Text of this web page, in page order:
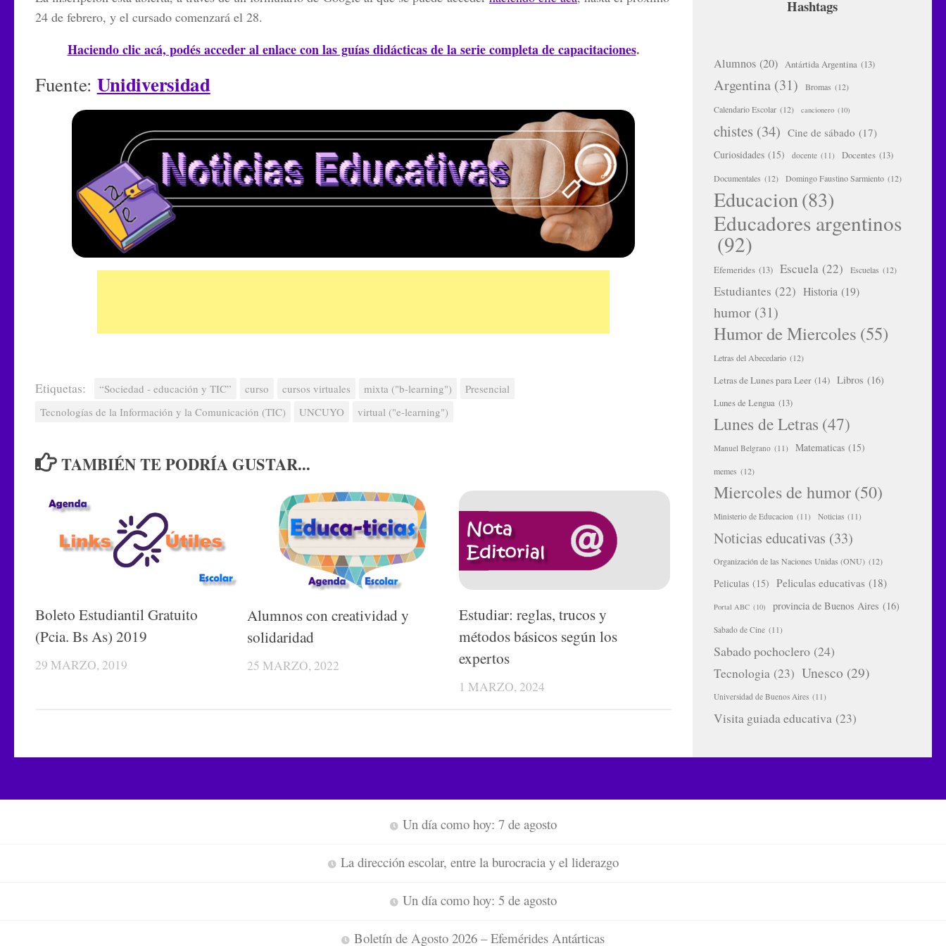
24 de febrero, y el cursado comenzará el 28.
Haciendo clic acá, podés acceder al enlace con las guías didácticas de la serie completa de capacitaciones.
Fuente: Unidiversidad
Etiquetas: “Sociedad - educación y TIC” curso cursos virtuales mixta ("b-learning")
Presencial
Tecnologías de la Información y la Comunicación (TIC)
UNCUYO virtual ("e-learning")
TAMBIÉN TE PODRÍA GUSTAR...
Boleto Estudiantil Gratuito
(Pcia. Bs As) 2019
29 MARZO, 2019
Alumnos con creatividad y
solidaridad
25 MARZO, 2022
Estudiar: reglas, trucos y
métodos básicos según los
expertos
1 MARZO, 2024
Hashtags
Alumnos (20) Antártida Argentina (13)
Argentina (31) Bromas (12)
Calendario Escolar (12) cancionero (10)
chistes (34) Cine de sábado (17)
Curiosidades (15) docente (11) Docentes (13)
Documentales (12) Domingo Faustino Sarmiento (12)
Educacion(83)
Educadores argentinos
(92)
Efemerides (13) Escuela (22) Escuelas (12)
Estudiantes (22) Historia (19)
humor (31)
Humor de Miercoles (55)
Letras del Abecedario (12)
Letras de Lunes para Leer (14) Libros (16)
Lunes de Lengua (13)
Lunes de Letras (47)
Manuel Belgrano (11) Matematicas (15)
memes (12)
Miercoles de humor(50)
Ministerio de Educacion (11) Noticias (11)
Noticias educativas (33)
Organización de las Naciones Unidas (ONU) (12)
Peliculas (15) Peliculas educativas (18)
Portal ABC (10) provincia de Buenos Aires (16)
Sabado de Cine (11)
Sabado pochoclero (24)
Tecnologia (23) Unesco (29)
Universidad de Buenos Aires (11)
Visita guiada educativa (23)
Un día como hoy: 7 de agosto
La dirección escolar, entre la burocracia y el liderazgo
Un día como hoy: 5 de agosto
Boletín de Agosto 2026 – Efemérides Antárticas